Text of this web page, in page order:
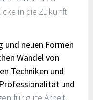
in die Zukunft
und neuen Formen
Wandel von
Techniken und
und
für gute Arbeit,